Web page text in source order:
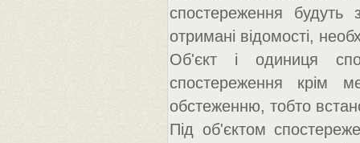
спостереження будуть
отримані відомості,
Об'єкт і одиниця
спостереження крім
обстеженню, тобто
Під об'єктом